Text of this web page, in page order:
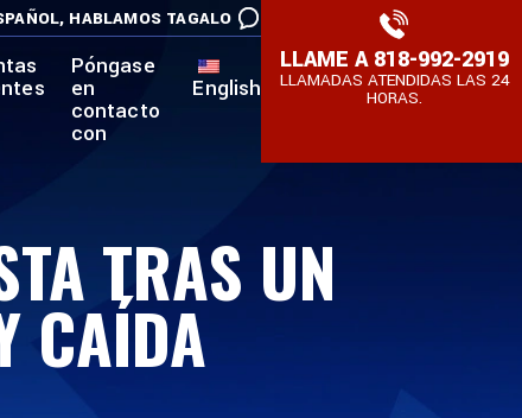
HABLAMOS TAGALO
Póngase
en
contacto
con
English
LLAME A818-992-2919
LLAMADAS ATENDIDAS LAS 24
HORAS.
TRAS UN
CAÍDA